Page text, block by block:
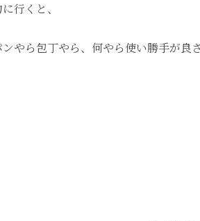
行くと、
やら包丁やら、何やら使い勝手が良